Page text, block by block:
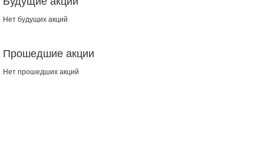
Нет будущих акций
Прошедшие акции
Нет прошедших акций